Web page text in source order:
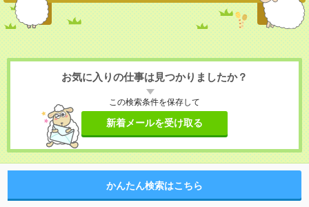
お気に入りの仕事は見つかりましたか？
この検索条件を保存して
新着メールを受け取る
かんたん検索はこちら